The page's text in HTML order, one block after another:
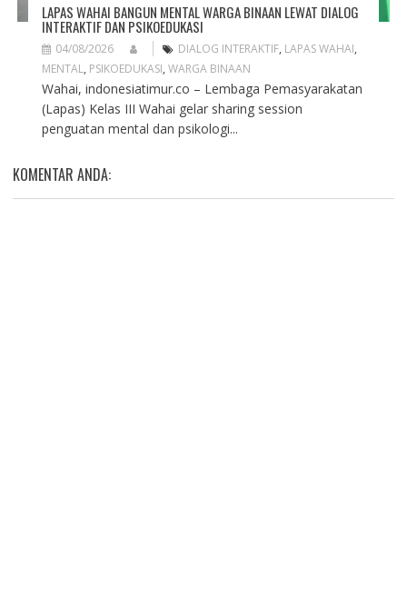
LAPAS WAHAI BANGUN MENTAL WARGA BINAAN LEWAT DIALOG
INTERAKTIF DAN PSIKOEDUKASI
04/08/2026 DIALOG INTERAKTIF, LAPAS WAHAI,
MENTAL, PSIKOEDUKASI, WARGA BINAAN
Wahai, indonesiatimur.co – Lembaga Pemasyarakatan
(Lapas) Kelas III Wahai gelar sharing session
penguatan mental dan psikologi...
KOMENTAR ANDA: